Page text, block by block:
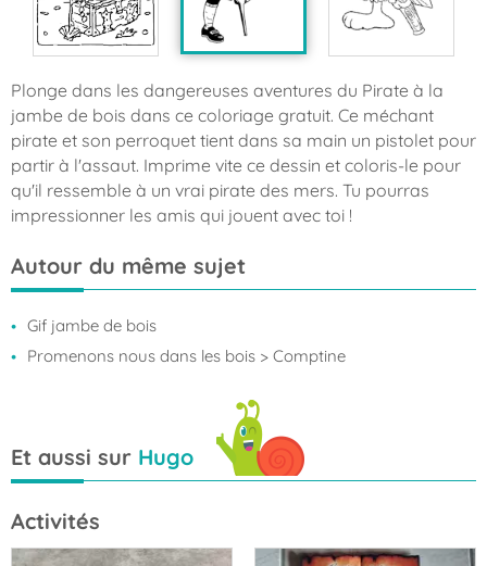
Plonge dans les dangereuses aventures du Pirate à la
jambe de bois dans ce coloriage gratuit. Ce méchant
pirate et son perroquet tient dans sa main un pistolet pour
partir à l'assaut. Imprime vite ce dessin et coloris-le pour
qu'il ressemble à un vrai pirate des mers. Tu pourras
impressionner les amis qui jouent avec toi !
Autour du même sujet
Gif jambe de bois
Promenons nous dans les bois > Comptine
Et aussi sur Hugo
Activités